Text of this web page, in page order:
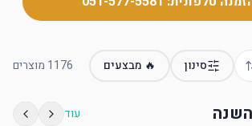
סינון 🔥 מבצעים 1176 מוצרים
עוד